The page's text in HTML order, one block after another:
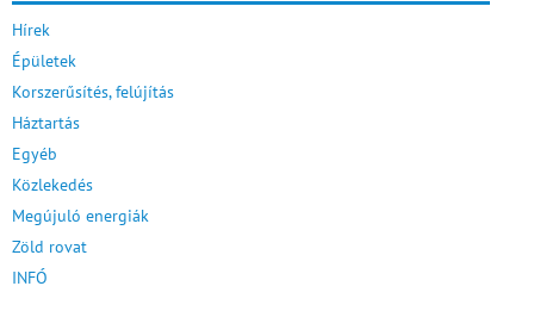
Hírek
Épületek
Korszerűsítés, felújítás
Háztartás
Egyéb
Közlekedés
Megújuló energiák
Zöld rovat
INFÓ